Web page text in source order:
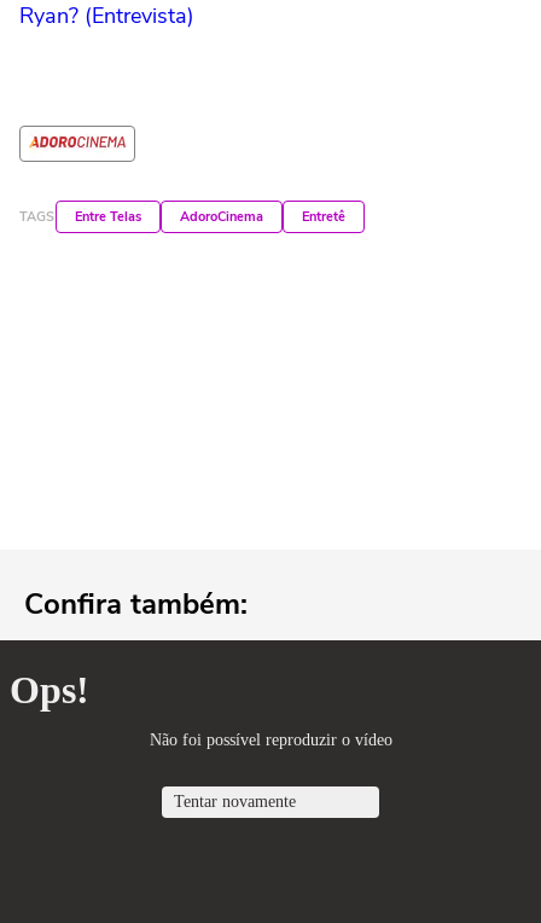
Ryan? (Entrevista)
TAGS Entre Telas AdoroCinema Entretê
Confira também: